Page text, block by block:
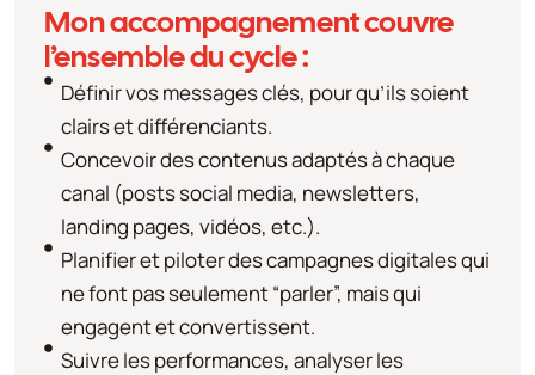
Mon accompagnement couvre
l’ensemble du cycle :
Définir vos messages clés, pour qu’ils soient
clairs et différenciants.
Concevoir des contenus adaptés à chaque
canal (posts social media, newsletters,
landing pages, vidéos, etc.).
Planifier et piloter des campagnes digitales qui
ne font pas seulement “parler”, mais qui
engagent et convertissent.
Suivre les performances, analyser les